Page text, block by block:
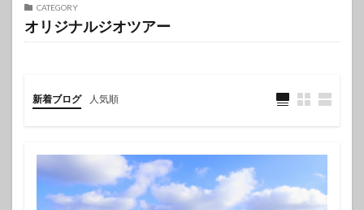
CATEGORY
オリジナルジオツアー
新着ブログ 人気順